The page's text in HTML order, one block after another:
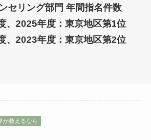
セリング部門 年間指名件数
、2025年度：東京地区第1位
、2023年度：東京地区第2位
が救えるなら